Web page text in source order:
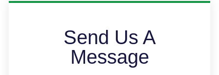
Send Us A
Message